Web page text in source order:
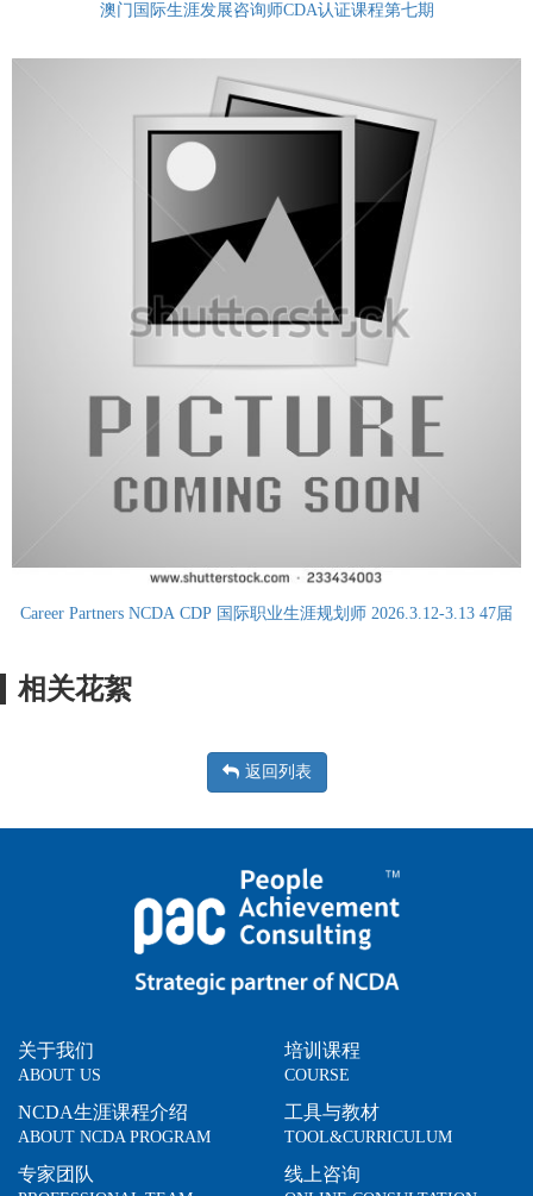
澳门国际生涯发展咨询师CDA认证课程第七期
Career Partners NCDA CDP 国际职业生涯规划师 2026.3.12-3.13 47届
相关花絮
返回列表
关于我们
ABOUT US
NCDA生涯课程介绍
ABOUT NCDA PROGRAM
专家团队
培训课程
COURSE
工具与教材
TOOL&CURRICULUM
线上咨询